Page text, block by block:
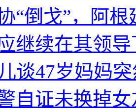
“倒戈”，阿
继续在其领
谈47岁妈妈
自证未换掉